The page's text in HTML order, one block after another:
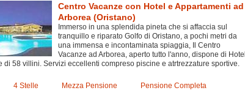
Centro Vacanze con Hotel e Appartamenti ad
Arborea (Oristano)
Immerso in una splendida pineta che si affaccia sul
tranquillo e riparato Golfo di Oristano, a pochi metri da
una immensa e incontaminata spiaggia, Il Centro
Vacanze ad Arborea, aperto tutto l'anno, dispone di Hotel
di 58 villini. Servizi eccellenti compreso piscine e atrtrezzature sportive.
4 Stelle Mezza Pensione
Pensione Completa